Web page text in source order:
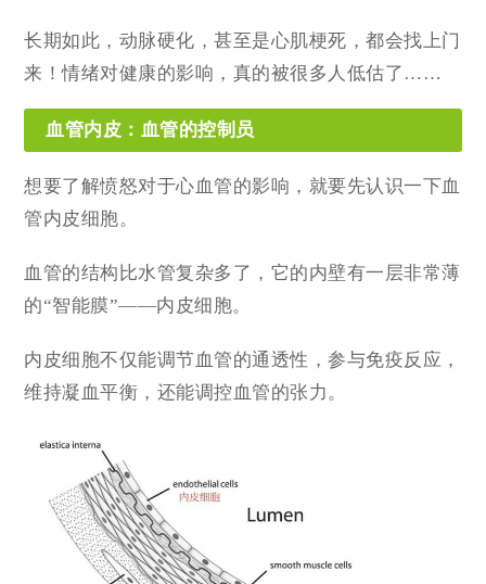
长期如此，动脉硬化，甚至是心肌梗死，都会找上门
来！情绪对健康的影响，真的被很多人低估了……
血管内皮：血管的控制员
想要了解愤怒对于心血管的影响，就要先认识一下血
管内皮细胞。
血管的结构比水管复杂多了，它的内壁有一层非常薄
的“智能膜”——内皮细胞。
内皮细胞不仅能调节血管的通透性，参与免疫反应，
维持凝血平衡，还能调控血管的张力。